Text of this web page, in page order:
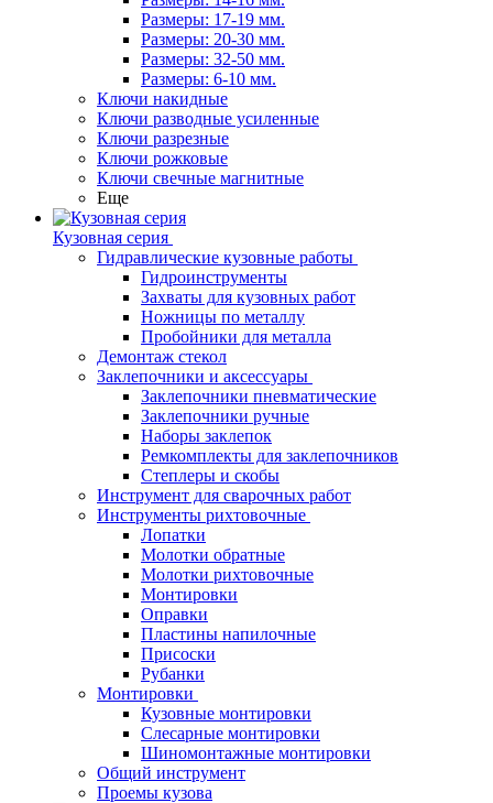
Размеры: 17-19 мм.
Размеры: 20-30 мм.
Размеры: 32-50 мм.
Размеры: 6-10 мм.
Ключи накидные
Ключи разводные усиленные
Ключи разрезные
Ключи рожковые
Ключи свечные магнитные
Еще
Кузовная серия
Гидравлические кузовные работы
Гидроинструменты
Захваты для кузовных работ
Ножницы по металлу
Пробойники для металла
Демонтаж стекол
Заклепочники и аксессуары
Заклепочники пневматические
Заклепочники ручные
Наборы заклепок
Ремкомплекты для заклепочников
Степлеры и скобы
Инструмент для сварочных работ
Инструменты рихтовочные
Лопатки
Молотки обратные
Молотки рихтовочные
Монтировки
Оправки
Пластины напилочные
Присоски
Рубанки
Монтировки
Кузовные монтировки
Слесарные монтировки
Шиномонтажные монтировки
Общий инструмент
Проемы кузова